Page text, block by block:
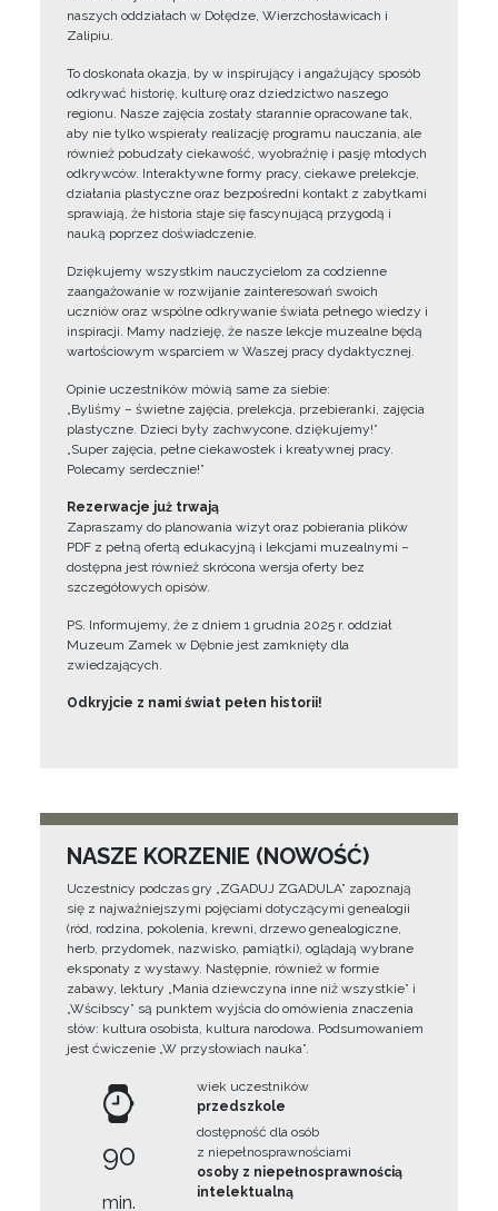
naszych oddziałach w Dołędze, Wierzchosławicach i
Zalipiu.
To doskonała okazja, by w inspirujący i angażujący sposób
odkrywać historię, kulturę oraz dziedzictwo naszego
regionu. Nasze zajęcia zostały starannie opracowane tak,
aby nie tylko wspierały realizację programu nauczania, ale
również pobudzały ciekawość, wyobraźnię i pasję młodych
odkrywców. Interaktywne formy pracy, ciekawe prelekcje,
działania plastyczne oraz bezpośredni kontakt z zabytkami
sprawiają, że historia staje się fascynującą przygodą i
nauką poprzez doświadczenie.
Dziękujemy wszystkim nauczycielom za codzienne
zaangażowanie w rozwijanie zainteresowań swoich
uczniów oraz wspólne odkrywanie świata pełnego wiedzy i
inspiracji. Mamy nadzieję, że nasze lekcje muzealne będą
wartościowym wsparciem w Waszej pracy dydaktycznej.
Opinie uczestników mówią same za siebie:
„Byliśmy – świetne zajęcia, prelekcja, przebieranki, zajęcia
plastyczne. Dzieci były zachwycone, dziękujemy!”
„Super zajęcia, pełne ciekawostek i kreatywnej pracy.
Polecamy serdecznie!”
Rezerwacje już trwają
Zapraszamy do planowania wizyt oraz pobierania plików
PDF z pełną ofertą edukacyjną i lekcjami muzealnymi –
dostępna jest również skrócona wersja oferty bez
szczegółowych opisów.
PS. Informujemy, że z dniem 1 grudnia 2025 r. oddział
Muzeum Zamek w Dębnie jest zamknięty dla
zwiedzających.
Odkryjcie z nami świat pełen historii!
NASZE KORZENIE (NOWOŚĆ)
Uczestnicy podczas gry „ZGADUJ ZGADULA” zapoznają
się z najważniejszymi pojęciami dotyczącymi genealogii
(ród, rodzina, pokolenia, krewni, drzewo genealogiczne,
herb, przydomek, nazwisko, pamiątki), oglądają wybrane
eksponaty z wystawy. Następnie, również w formie
zabawy, lektury „Mania dziewczyna inne niż wszystkie” i
„Wścibscy” są punktem wyjścia do omówienia znaczenia
słów: kultura osobista, kultura narodowa. Podsumowaniem
jest ćwiczenie „W przysłowiach nauka”.
90
min.
wiek uczestników
przedszkole
dostępność dla osób
z niepełnosprawnościami
osoby z niepełnosprawnością
intelektualną